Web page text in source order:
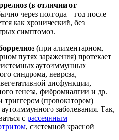
(в отличии от
через полгода – год после
как хронический, без
симптомов.
(при алиментарном,
путях заражения) протекает
аутоиммунных
синдрома, невроза,
дисфункции,
генеза, фибромиалгии и др.
триггером (провокатором)
аутоиммунного заболевания. Так,
с рассеянным
, системной красной